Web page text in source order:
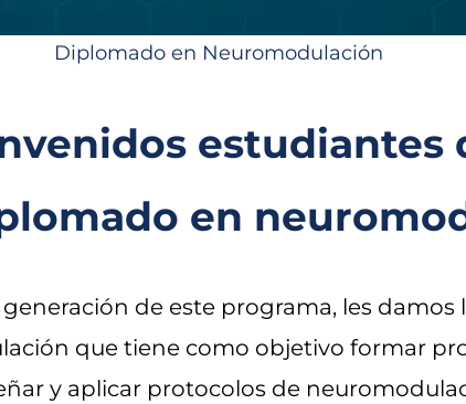
Diplomado en Neuromodulación
estudiantes
en
de este programa, les
que tiene como objetivo formar
y aplicar protocolos de